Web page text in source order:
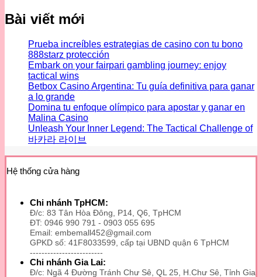
Bài viết mới
Prueba increíbles estrategias de casino con tu bono
888starz protección
Embark on your fairpari gambling journey: enjoy
tactical wins
Betbox Casino Argentina: Tu guía definitiva para ganar
a lo grande
Domina tu enfoque olímpico para apostar y ganar en
Malina Casino
Unleash Your Inner Legend: The Tactical Challenge of
바카라 라이브
Hệ thống cửa hàng
Chi nhánh TpHCM:
Đ/c: 83 Tân Hòa Đông, P14, Q6, TpHCM
ĐT: 0946 990 791 - 0903 055 695
Email: embemall452@gmail.com
GPKD số: 41F8033599, cấp tại UBND quận 6 TpHCM
-------------------------
Chi nhánh Gia Lai:
Đ/c: Ngã 4 Đường Tránh Chư Sê, QL 25, H.Chư Sê, Tỉnh Gia